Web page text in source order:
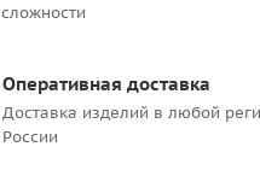
сложности
Оперативная доставка
Доставка изделий в любой
России